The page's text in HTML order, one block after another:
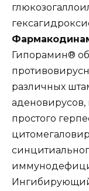
Гипорамин®
различных
аденовирусов,
простого